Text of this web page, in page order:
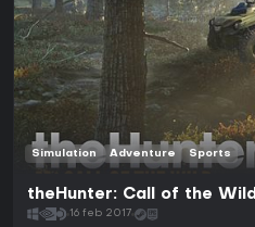
Simulation Adventure Sports
theHunter: Call of the Wild
16 feb 2017